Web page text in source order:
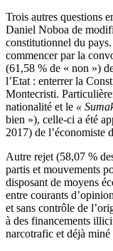
Trois autres questions
Daniel Noboa de
constitutionnel du
commencer par la
(61,58 % de « non »)
l’Etat : enterrer la
Montecristi.
nationalité et le «
bien »), celle-ci a été
2017) de l’économiste
Autre rejet (58,07 %
partis et mouvements
disposant de moyens
entre courants
et sans contrôle de
à des financements
narcotrafic et déjà